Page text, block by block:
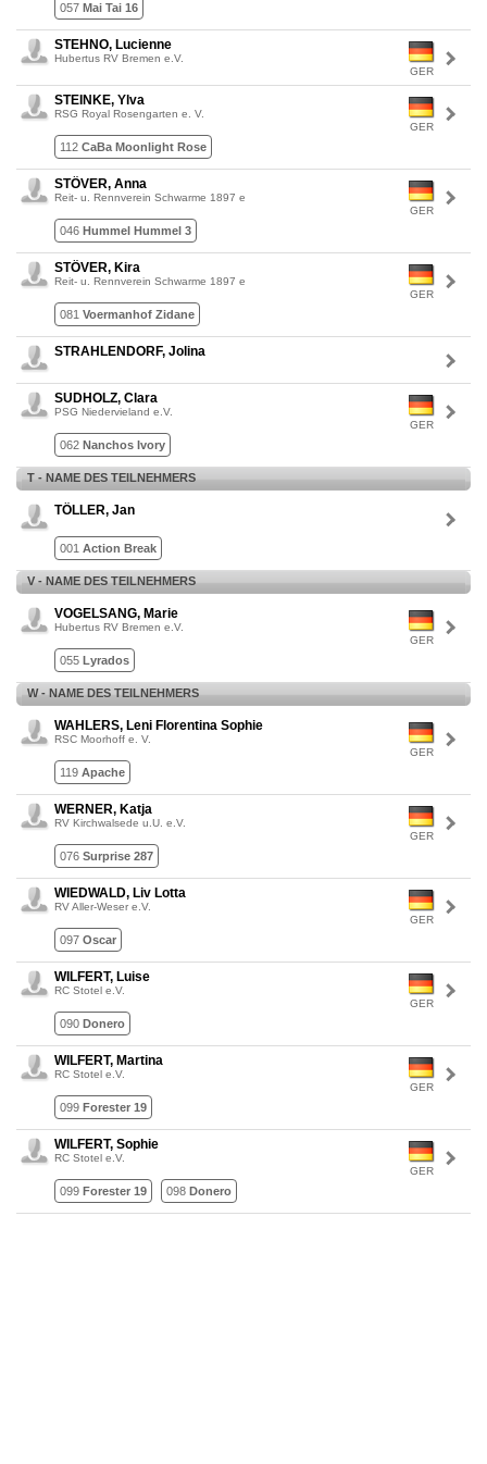
057 Mai Tai 16
GER
STEHNO, Lucienne
Hubertus RV Bremen e.V.
GER
STEINKE, Ylva
RSG Royal Rosengarten e. V.
112 CaBa Moonlight Rose
GER
STÖVER, Anna
Reit- u. Rennverein Schwarme 1897 e
046 Hummel Hummel 3
GER
STÖVER, Kira
Reit- u. Rennverein Schwarme 1897 e
081 Voermanhof Zidane
STRAHLENDORF, Jolina
GER
SUDHOLZ, Clara
PSG Niedervieland e.V.
062 Nanchos Ivory
T - NAME DES TEILNEHMERS
TÖLLER, Jan
001 Action Break
V - NAME DES TEILNEHMERS
GER
VOGELSANG, Marie
Hubertus RV Bremen e.V.
055 Lyrados
W - NAME DES TEILNEHMERS
GER
WAHLERS, Leni Florentina Sophie
RSC Moorhoff e. V.
119 Apache
GER
WERNER, Katja
RV Kirchwalsede u.U. e.V.
076 Surprise 287
GER
WIEDWALD, Liv Lotta
RV Aller-Weser e.V.
097 Oscar
GER
WILFERT, Luise
RC Stotel e.V.
090 Donero
GER
WILFERT, Martina
RC Stotel e.V.
099 Forester 19
GER
WILFERT, Sophie
RC Stotel e.V.
099 Forester 19 098 Donero